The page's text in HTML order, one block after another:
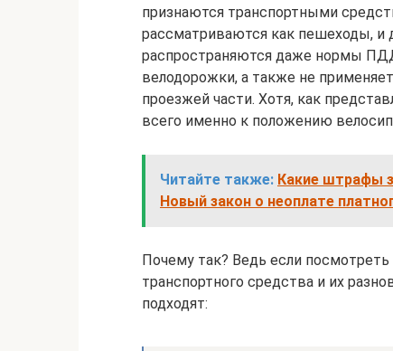
признаются транспортными
рассматриваются как пешеходы, и
распространяются даже нормы
велодорожки, а также не
проезжей части. Хотя, как
всего именно к положению
Читайте также: Какие штрафы
Новый закон о неоплате
Почему так? Ведь если
транспортного средства и их
подходят: